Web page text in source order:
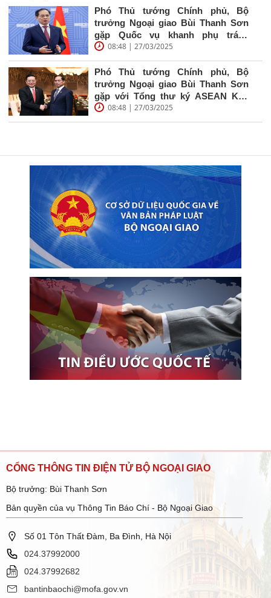
Phó Thủ tướng Chính phủ, Bộ
trưởng Ngoại giao Bùi Thanh Sơn
gặp Quốc vụ khanh phụ trách
ngoại...
08:48 | 27/03/2025
Phó Thủ tướng Chính phủ, Bộ
trưởng Ngoại giao Bùi Thanh Sơn
gặp với Tổng thư ký ASEAN Kao
Kim Hourn
08:48 | 27/03/2025
CỔNG THÔNG TIN ĐIỆN TỬ BỘ NGOẠI GIAO
Bộ trưởng: Bùi Thanh Sơn
Bản quyền của vụ Thông Tin Báo Chí - Bộ Ngoại Giao
Số 01 Tôn Thất Đàm, Ba Đình, Hà Nội
024.37992000
024.37992682
bantinbaochi@mofa.gov.vn